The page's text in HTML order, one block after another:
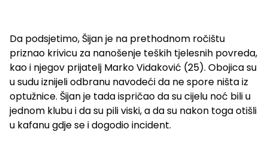
Da podsjetimo, Šijan je na prethodnom ročištu
priznao krivicu za nanošenje teških tjelesnih povreda,
kao i njegov prijatelj Marko Vidaković (25). Obojica su
u sudu iznijeli odbranu navodeći da ne spore ništa iz
optužnice. Šijan je tada ispričao da su cijelu noć bili u
jednom klubu i da su pili viski, a da su nakon toga otišli
u kafanu gdje se i dogodio incident.